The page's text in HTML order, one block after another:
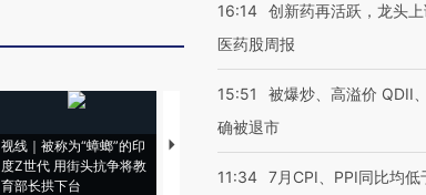
视线｜被称为“蟑螂”的印
度Z世代 用街头抗争将教
育部长拱下台
视线｜“入侵”还是“人道危
飞地休达
128毫米 紧
4000人
16:14 创新药再活跃，龙头上
医药股周报
15:51
被爆炒、高溢价 QDII
确被退市
11:34 7月CPI、PPI同比均